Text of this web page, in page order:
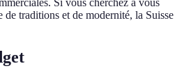
Si vous cherchez à vous
de traditions et de modernité, la Suisse